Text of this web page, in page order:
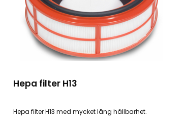
Hepa filter H13
Hepa filter H13 med mycket lång hållbarhet.